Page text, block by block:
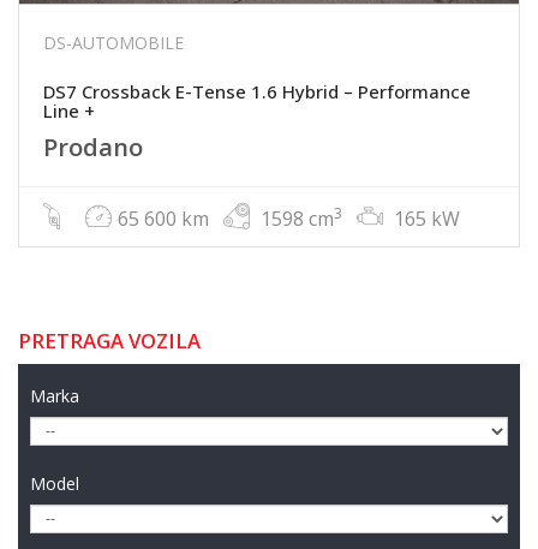
DS-AUTOMOBILE
DS7 Crossback E-Tense 1.6 Hybrid – Performance
Line +
Prodano
65 600 km 1598 cm3 165 kW
PRETRAGA VOZILA
Marka
Model